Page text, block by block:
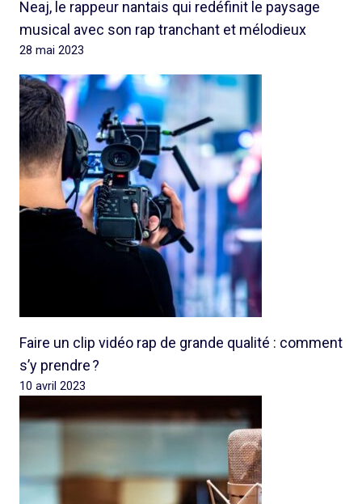
Neaj, le rappeur nantais qui redéfinit le paysage
musical avec son rap tranchant et mélodieux
28 mai 2023
Faire un clip vidéo rap de grande qualité : comment
s’y prendre ?
10 avril 2023